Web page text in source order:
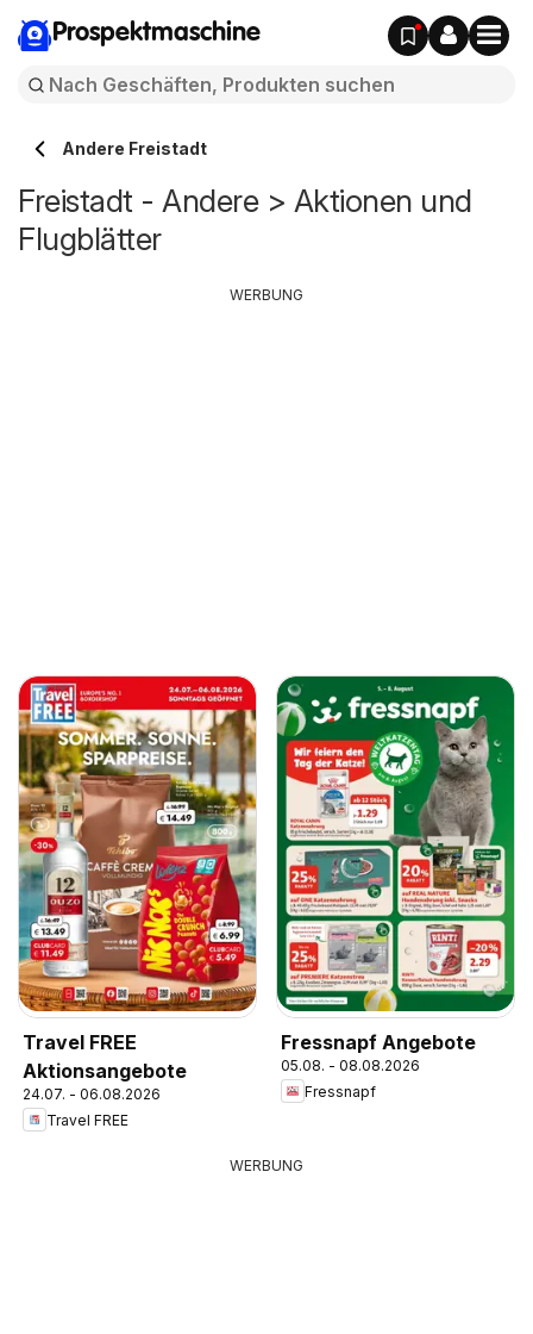
Prospektmaschine
Andere Freistadt
Freistadt - Andere > Aktionen und
Flugblätter
Travel FREE
Aktionsangebote
24.07. - 06.08.2026
Travel FREE
Fressnapf Angebote
05.08. - 08.08.2026
Fressnapf
WERBUNG
WERBUNG